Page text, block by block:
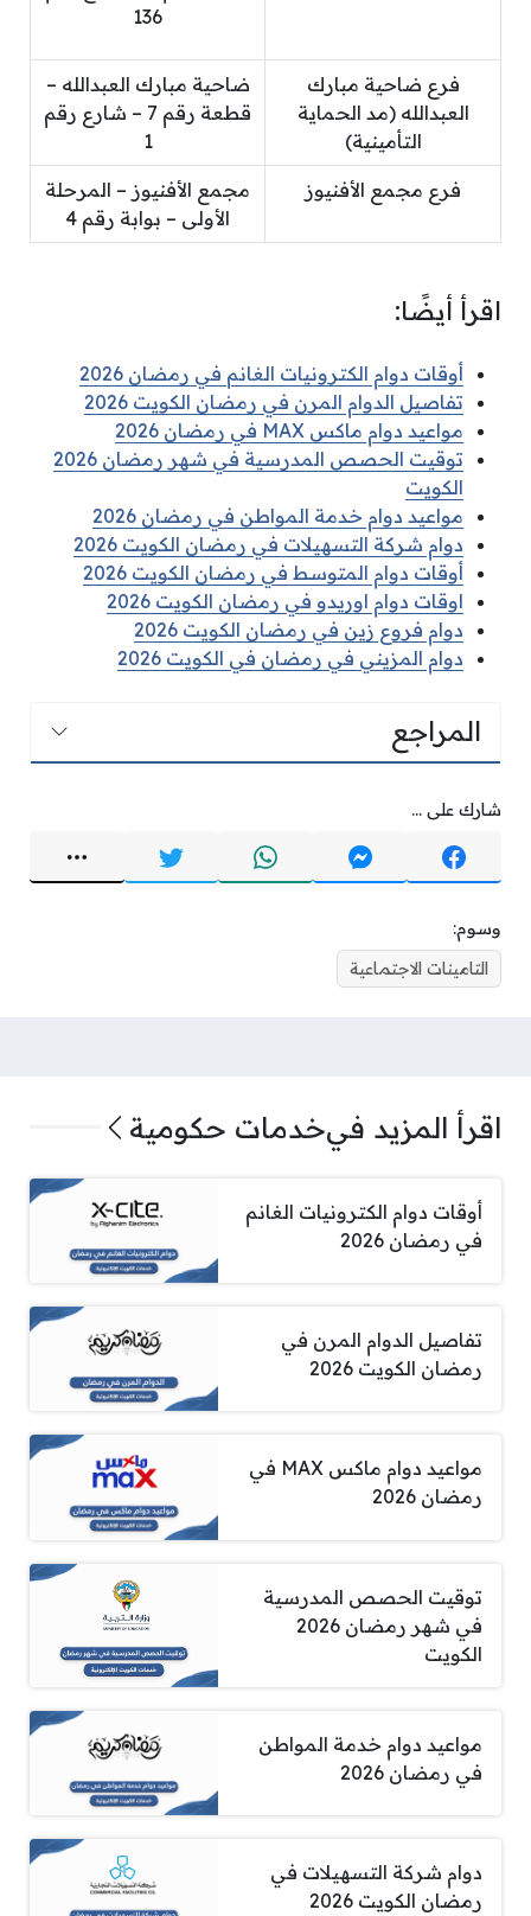
136
فرع ضاحية مبارك
العبدالله (مد الحماية
التأمينية)
ضاحية مبارك العبدالله –
قطعة رقم 7 – شارع رقم
1
فرع مجمع الأفنيوز
مجمع الأفنيوز – المرحلة
الأولى – بوابة رقم 4
اقرأ أيضًا:
أوقات دوام الكترونيات الغانم في رمضان 2026
تفاصيل الدوام المرن في رمضان الكويت 2026
مواعيد دوام ماكس MAX في رمضان 2026
توقيت الحصص المدرسية في شهر رمضان 2026
الكويت
مواعيد دوام خدمة المواطن في رمضان 2026
دوام شركة التسهيلات في رمضان الكويت 2026
أوقات دوام المتوسط في رمضان الكويت 2026
اوقات دوام اوريدو في رمضان الكويت 2026
دوام فروع زين في رمضان الكويت 2026
دوام المزيني في رمضان في الكويت 2026
المراجع
شارك على ...
وسوم:
التامينات الاجتماعية
اقرأ المزيد فيخدمات حكومية
أوقات دوام الكترونيات الغانم
في رمضان 2026
تفاصيل الدوام المرن في
رمضان الكويت 2026
مواعيد دوام ماكس MAX في
رمضان 2026
توقيت الحصص المدرسية
في شهر رمضان 2026
الكويت
مواعيد دوام خدمة المواطن
في رمضان 2026
دوام شركة التسهيلات في
رمضان الكويت 2026